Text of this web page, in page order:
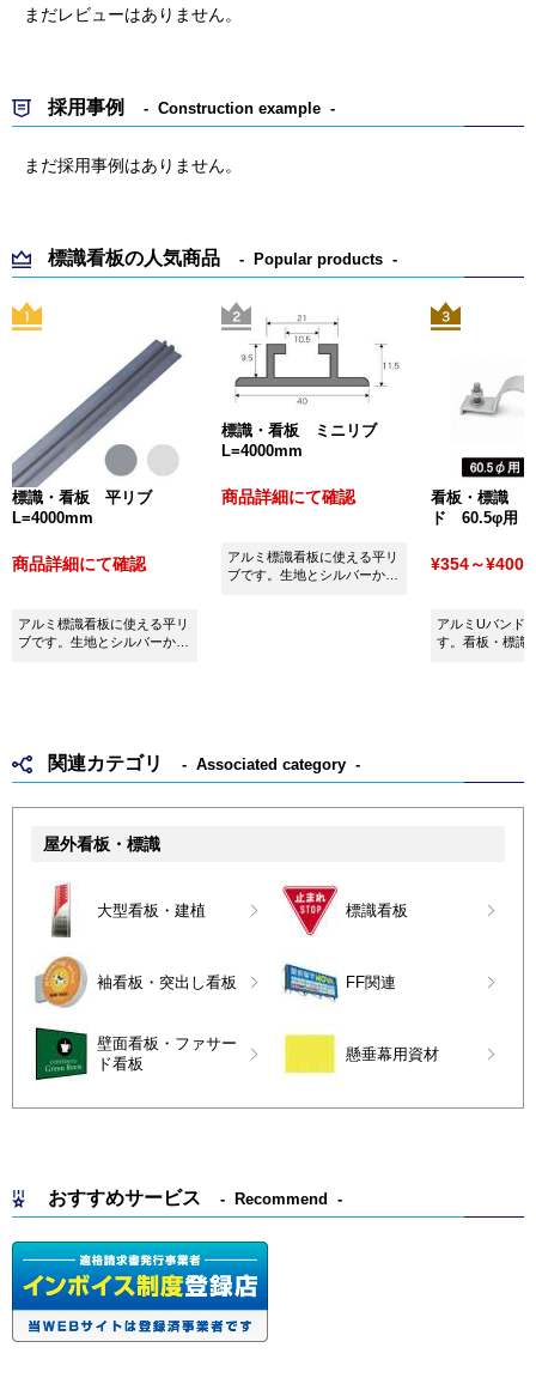
まだレビューはありません。
採用事例 Construction example
まだ採用事例はありません。
標識看板の人気商品 Popular products
標識・看板 平リブ
L=4000mm
商品詳細にて確認
アルミ標識看板に使える平リ
ブです。生地とシルバーから
標識・看板 ミニリブ
L=4000mm
商品詳細にて確認
アルミ標識看板に使える平リ
ブです。生地とシルバーから
看板・標識
ド 60.5φ用
¥354～¥400
アルミUバンド
す。看板・標識
関連カテゴリ Associated category
屋外看板・標識
大型看板・建植 標識看板
袖看板・突出し看板 FF関連
壁面看板・ファサー
ド看板
懸垂幕用資材
おすすめサービス Recommend